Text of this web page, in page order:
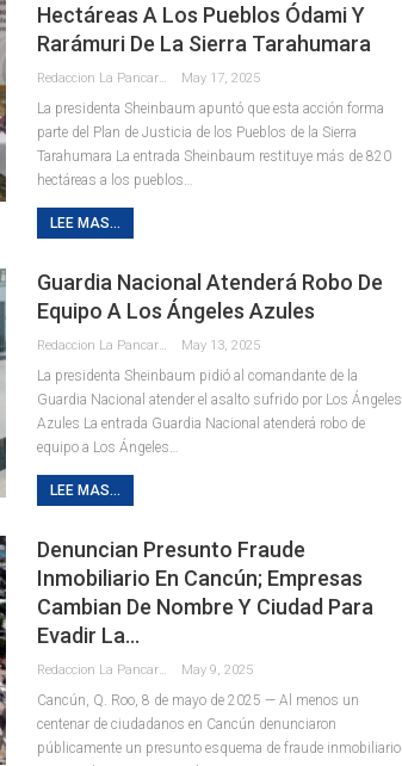
Hectáreas A Los Pueblos Ódami Y
Rarámuri De La Sierra Tarahumara
May 17, 2025
La presidenta Sheinbaum apuntó que esta acción forma
parte del Plan de Justicia de los Pueblos de la Sierra
Tarahumara La entrada Sheinbaum restituye más de 820
hectáreas a los pueblos…
LEE MAS...
Guardia Nacional Atenderá Robo De
Equipo A Los Ángeles Azules
May 13, 2025
La presidenta Sheinbaum pidió al comandante de la
Guardia Nacional atender el asalto sufrido por Los Ángeles
Azules La entrada Guardia Nacional atenderá robo de
equipo a Los Ángeles…
LEE MAS...
Denuncian Presunto Fraude
Inmobiliario En Cancún; Empresas
Cambian De Nombre Y Ciudad Para
Evadir La…
May 9, 2025
Cancún, Q. Roo, 8 de mayo de 2025 — Al menos un
centenar de ciudadanos en Cancún denunciaron
públicamente un presunto esquema de fraude inmobiliario